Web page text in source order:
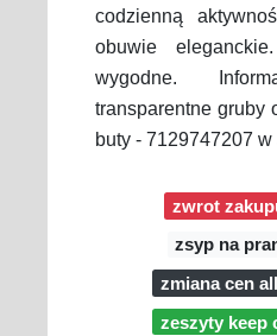
codzienną
obuwie
wygodne.
transparentne gruby
buty - 7129747207
zwrot
zsyp na
zmiana cen
zeszyty keep